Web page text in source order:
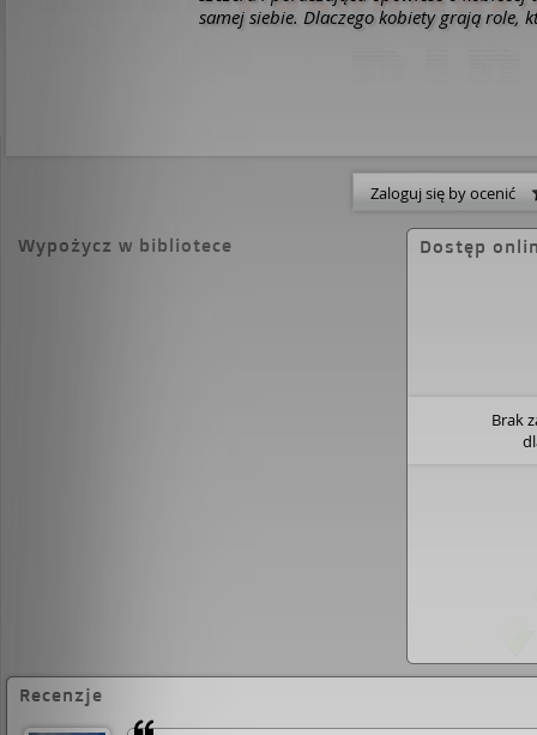
samej siebie. Dlaczego kobiety grają role,
dla kobiet, które czują, że w ich życiu za
mało radości. „Czuła przewodniczka”
wybitnej artystki młodego pokolenia
Zaloguj się by ocenić
Wypożycz w bibliotece Dostęp
Brak
Recenzje